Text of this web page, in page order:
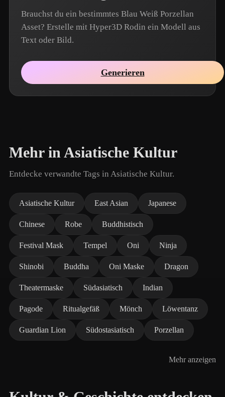
Brauchst du ein bestimmtes Blau Weiß Porzellan
Asset? Erstelle mit Hyper3D Rodin ein Modell aus
Text oder Bild.
Generieren
Mehr in Asiatische Kultur
Entdecke verwandte Tags in Asiatische Kultur.
Asiatische Kultur East Asian Japanese
Chinese Robe Buddhistisch
Festival Mask Tempel Oni Ninja
Shinobi Buddha Oni Maske Dragon
Theatermaske Südasiatisch Indian
Pagode Ritualgefäß Mönch Löwentanz
Guardian Lion Südostasiatisch Porzellan
Mehr anzeigen